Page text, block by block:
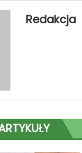
Redakcja